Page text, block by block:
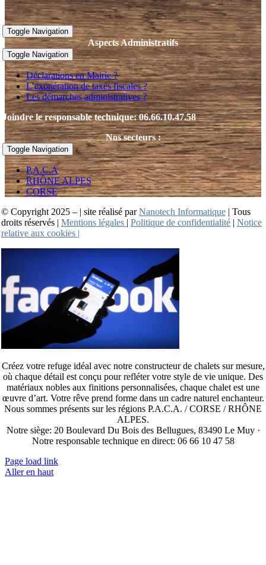
Toggle Navigation
Aspects Administratifs
Toggle Navigation
Déclarations en Mairie ?
L’exonération de taxes fiscales ?
Les démarches administratives ?
Joindre le responsable technique: 06.66.10.47.58
Nos secteurs :
Toggle Navigation
P.A.C.A
RHÔNE ALPES
CORSE
© Copyright 2025 – | site réalisé parNanotech Informatique | Tous
droits réservés | Mentions légales | Politique de confidentialité | Notice
relative aux cookies |
Créez votre refuge idéal avec notre constructeur de chalets sur mesure,
où chaque détail est conçu pour refléter votre style de vie unique. Des
matériaux nobles aux finitions personnalisées, chaque chalet est une
œuvre d’art. Votre rêve prend forme dans un cadre naturel enchanteur.
Nous sommes présents sur les régions P.A.C.A. / CORSE / RHÔNE
ALPES.
Notre siège: 20 Boulevard Du Bois des Bellugues, 83490 Le Muy ·
Notre responsable technique en direct: 06 66 10 47 58
Page load link
Aller en haut